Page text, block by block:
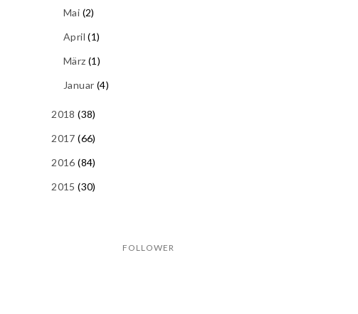
Mai (2)
April(1)
März (1)
Januar (4)
2018(38)
2017(66)
2016(84)
2015(30)
FOLLOWER